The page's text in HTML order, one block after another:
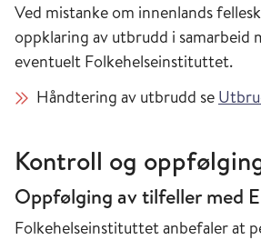
Ved mistanke om innenlands
oppklaring av utbrudd i samarbeid
eventuelt Folkehelseinstituttet.
Håndtering av utbrudd se
Kontroll og
Oppfølging av tilfeller med
Folkehelseinstituttet anbefaler at